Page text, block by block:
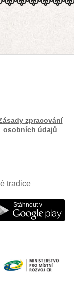
zpracování
osobních údajů
tradice
Stáhnout v